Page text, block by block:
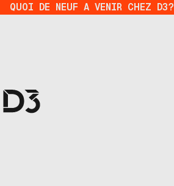
QUOI DE NEUF A VENIR CHEZ D3?